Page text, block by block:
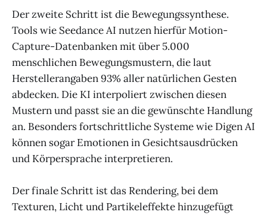
Der zweite Schritt ist die Bewegungssynthese.
Tools wie Seedance AI nutzen hierfür Motion-
Capture-Datenbanken mit über 5.000
menschlichen Bewegungsmustern, die laut
Herstellerangaben 93% aller natürlichen Gesten
abdecken. Die KI interpoliert zwischen diesen
Mustern und passt sie an die gewünschte Handlung
an. Besonders fortschrittliche Systeme wie Digen AI
können sogar Emotionen in Gesichtsausdrücken
und Körpersprache interpretieren.
Der finale Schritt ist das Rendering, bei dem
Texturen, Licht und Partikeleffekte hinzugefügt